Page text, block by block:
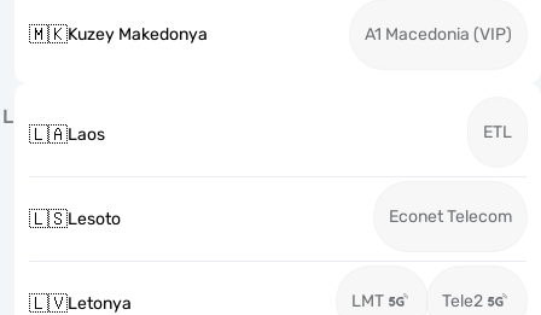
🇲🇰Kuzey Makedonya A1 Macedonia (VIP)
L
🇱🇦Laos ETL
🇱🇸Lesoto Econet Telecom
🇱🇻Letonya LMT Tele2